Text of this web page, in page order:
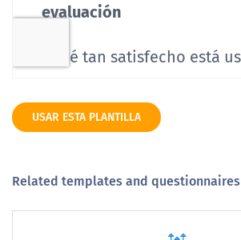
USAR ESTA PLANTILLA
Related templates and questionnaires